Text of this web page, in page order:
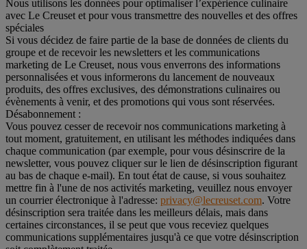
Nous utilisons les données pour optimaliser l’expérience culinaire
avec Le Creuset et pour vous transmettre des nouvelles et des offres
spéciales
Si vous décidez de faire partie de la base de données de clients du
groupe et de recevoir les newsletters et les communications
marketing de Le Creuset, nous vous enverrons des informations
personnalisées et vous informerons du lancement de nouveaux
produits, des offres exclusives, des démonstrations culinaires ou
évènements à venir, et des promotions qui vous sont réservées.
Désabonnement :
Vous pouvez cesser de recevoir nos communications marketing à
tout moment, gratuitement, en utilisant les méthodes indiquées dans
chaque communication (par exemple, pour vous désinscrire de la
newsletter, vous pouvez cliquer sur le lien de désinscription figurant
au bas de chaque e-mail). En tout état de cause, si vous souhaitez
mettre fin à l'une de nos activités marketing, veuillez nous envoyer
un courrier électronique à l'adresse: privacy@lecreuset.com. Votre
désinscription sera traitée dans les meilleurs délais, mais dans
certaines circonstances, il se peut que vous receviez quelques
communications supplémentaires jusqu'à ce que votre désinscription